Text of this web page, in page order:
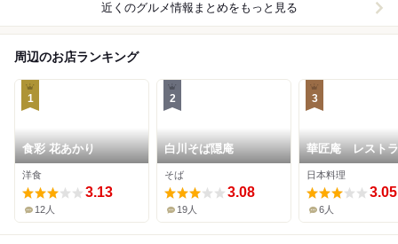
近くのグルメ情報まとめをもっと見る
周辺のお店ランキング
1
食彩 花あかり​
洋食
3.13
12人
2
白川そば隠庵
そば
3.08
19人
3
華匠庵 レスト
日本料理
3.05
6人